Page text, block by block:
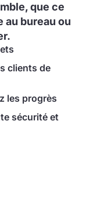
que ce
au bureau ou
clients de
les progrès
sécurité et